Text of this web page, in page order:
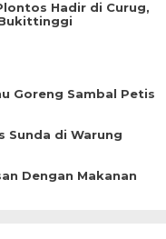
Hadir di Curug,
Goreng Sambal Petis
Sunda di Warung
Dengan Makanan